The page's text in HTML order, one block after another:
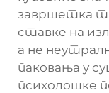
завршетка
ставке на
а не
паковања у
психолошке